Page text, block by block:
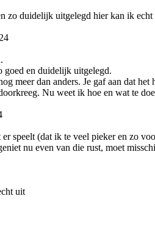
zo duidelijk uitgelegd hier kan ik
goed en duidelijk uitgelegd.
meer dan anders. Je gaf aan dat
Nu weet ik hoe en wat te
speelt (dat ik te veel pieker en zo
nu even van die rust, moet
uit